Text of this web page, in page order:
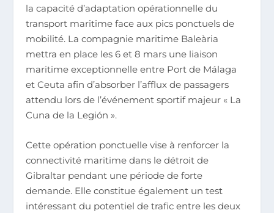
la capacité d’adaptation opérationnelle du
transport maritime face aux pics ponctuels de
mobilité. La compagnie maritime Baleària
mettra en place les 6 et 8 mars une liaison
maritime exceptionnelle entre Port de Málaga
et Ceuta afin d’absorber l’afflux de passagers
attendu lors de l’événement sportif majeur « La
Cuna de la Legión ».
Cette opération ponctuelle vise à renforcer la
connectivité maritime dans le détroit de
Gibraltar pendant une période de forte
demande. Elle constitue également un test
intéressant du potentiel de trafic entre les deux